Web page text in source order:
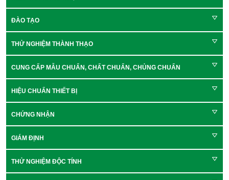
ĐÀO TẠO
THỬ NGHIỆM THÀNH THẠO
CUNG CẤP MẪU CHUẨN, CHẤT CHUẨN, CHỦNG CHUẨN
HIỆU CHUẨN THIẾT BỊ
CHỨNG NHẬN
GIÁM ĐỊNH
THỬ NGHIỆM ĐỘC TÍNH